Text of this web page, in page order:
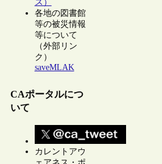
ス）
各地の図書館
等の被災情報
等について
（外部リン
ク）
saveMLAK
CAポータルにつ
いて
カレントアウ